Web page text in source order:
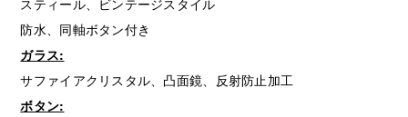
防水、同軸ボタン付き
ガラス:
サファイアクリスタル、凸面鏡、反射防止加工
ボタン: